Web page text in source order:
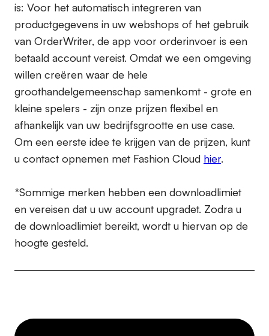
is: Voor het automatisch integreren van
productgegevens in uw webshops of het gebruik
van OrderWriter, de app voor orderinvoer is een
betaald account vereist. Omdat we een omgeving
willen creëren waar de hele
groothandelgemeenschap samenkomt - grote en
kleine spelers - zijn onze prijzen flexibel en
afhankelijk van uw bedrijfsgrootte en use case.
Om een eerste idee te krijgen van de prijzen, kunt
u contact opnemen met Fashion Cloud hier.
*Sommige merken hebben een downloadlimiet
en vereisen dat u uw account upgradet. Zodra u
de downloadlimiet bereikt, wordt u hiervan op de
hoogte gesteld.